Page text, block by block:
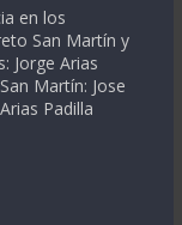
en los
San Martín y
Jorge Arias
Martín: Jose
Padilla